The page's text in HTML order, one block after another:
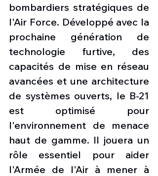
bombardiers stratégiques de
l'Air Force. Développé avec la
prochaine génération de
technologie furtive, des
capacités de mise en réseau
avancées et une architecture
de systèmes ouverts, le B-21
est optimisé pour
l'environnement de menace
haut de gamme. Il jouera un
rôle essentiel pour aider
l'Armée de l'Air à mener à